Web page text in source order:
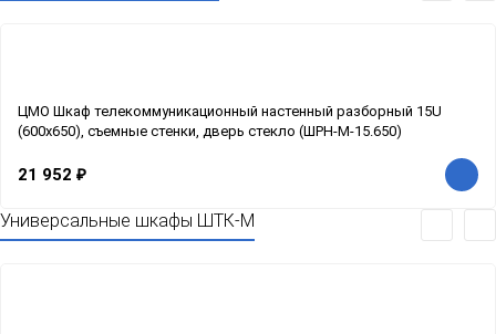
ЦМО Шкаф телекоммуникационный настенный разборный 15U
(600х650), съемные стенки, дверь стекло (ШРН-M-15.650)
21 952 ₽
Универсальные шкафы ШТК-М